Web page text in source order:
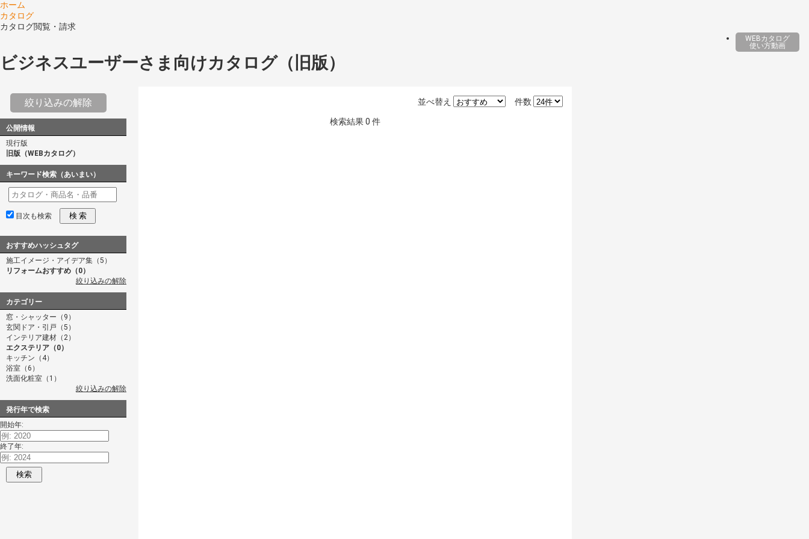
ホーム
カタログ
カタログ閲覧・請求
WEBカタログ
使い方動画
ビジネスユーザーさま向けカタログ（旧版）
絞り込みの解除
公開情報
現行版
旧版（WEBカタログ）
キーワード検索（あいまい）
目次も検索 検 索
おすすめハッシュタグ
施工イメージ・アイデア集（5）
リフォームおすすめ（0）
絞り込みの解除
カテゴリー
窓・シャッター（9）
玄関ドア・引戸（5）
インテリア建材（2）
エクステリア（0）
キッチン（4）
浴室（6）
洗面化粧室（1）
絞り込みの解除
発行年で検索
開始年:
終了年:
検索
件数
並べ替え
検索結果0 件